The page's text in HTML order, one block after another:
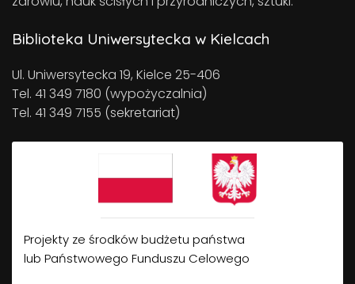
Biblioteka Uniwersytecka w Kielcach
Ul. Uniwersytecka 19, Kielce 25-406
Tel. 41 349 7180 (wypożyczalnia)
Tel. 41 349 7155 (sekretariat)
Projekty ze środków budżetu państwa
lub Państwowego Funduszu Celowego